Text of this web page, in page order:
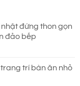
đứng thon gọn
đảo bếp
trí bàn ăn nhỏ